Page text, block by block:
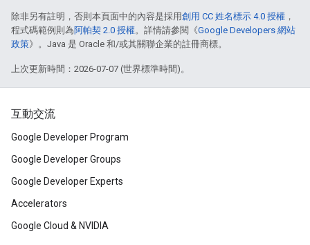
除非另有註明，否則本頁面中的內容是採用創用 CC 姓名標示 4.0 授權 ，
程式碼範例則為阿帕契 2.0 授權。詳情請參閱《Google Developers 網站
政策》。Java 是 Oracle 和/或其關聯企業的註冊商標。
上次更新時間：2026-07-07 (世界標準時間)。
互動交流
Google Developer Program
Google Developer Groups
Google Developer Experts
Accelerators
Google Cloud & NVIDIA